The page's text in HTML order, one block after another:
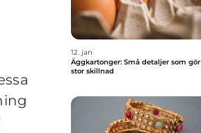
12. jan
Äggkartonger: Små detaljer som gör
stor skillnad